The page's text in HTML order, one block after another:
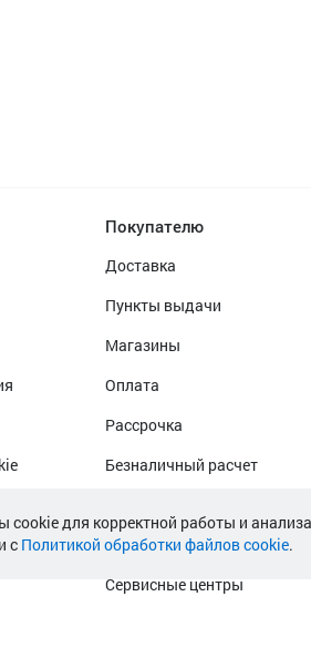
Покупателю
Доставка
Пункты выдачи
Магазины
Оплата
Рассрочка
Безналичный расчет
Гарантийное обслуживание
Сервисные центры
cookie для корректной работы и анализа
с Политикой обработки файлов cookie.